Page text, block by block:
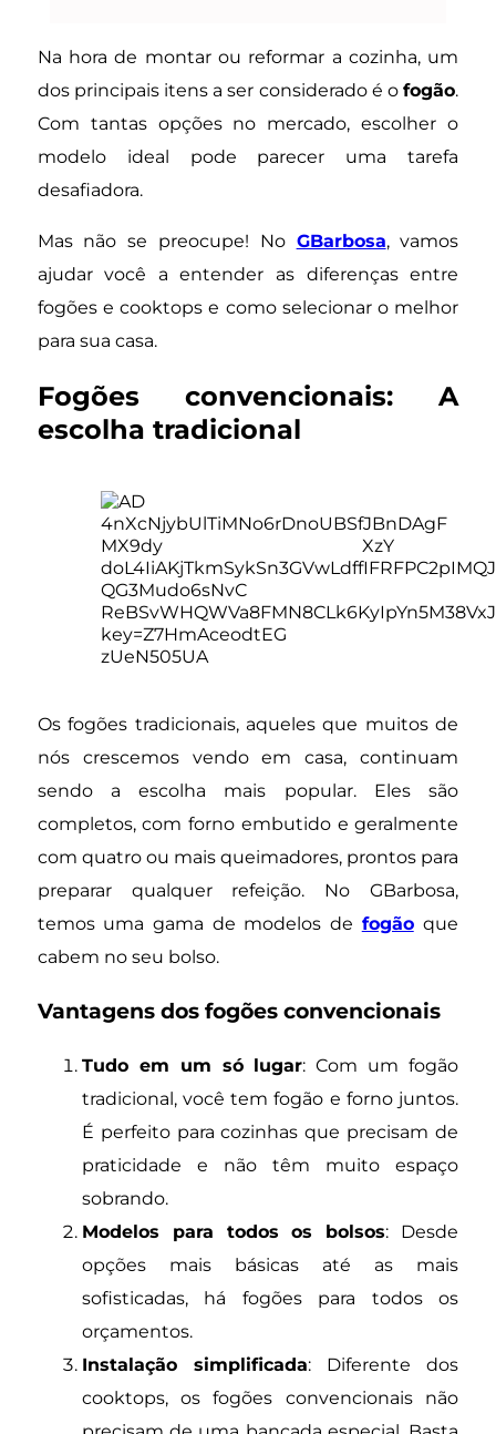
Na hora de montar ou reformar a cozinha, um
dos principais itens a ser considerado é ofogão.
Com tantas opções no mercado, escolher o
modelo ideal pode parecer uma tarefa
desafiadora.
Mas não se preocupe! No GBarbosa, vamos
ajudar você a entender as diferenças entre
fogões e cooktops e como selecionar o melhor
para sua casa.
Fogões convencionais: A
escolha tradicional
Os fogões tradicionais, aqueles que muitos de
nós crescemos vendo em casa, continuam
sendo a escolha mais popular. Eles são
completos, com forno embutido e geralmente
com quatro ou mais queimadores, prontos para
preparar qualquer refeição. No GBarbosa,
temos uma gama de modelos de fogão que
cabem no seu bolso.
Vantagens dos fogões convencionais
Tudo em um só lugar: Com um fogão
tradicional, você tem fogão e forno juntos.
É perfeito para cozinhas que precisam de
praticidade e não têm muito espaço
sobrando.
Modelos para todos os bolsos: Desde
opções mais básicas até as mais
sofisticadas, há fogões para todos os
orçamentos.
Instalação simplificada: Diferente dos
cooktops, os fogões convencionais não